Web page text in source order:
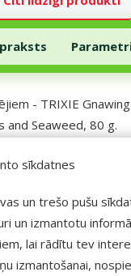
sīkdatnes
un trešo pušu
un izmantotu
lai rādītu tev
izmantošanai,
- TRIXIE Gnawing
- TRIXIE
Seaweed​, 80 g.
un jūras aļģēm
mikroelementu avots;
būra restēm ar tajā
vienmēr augošos